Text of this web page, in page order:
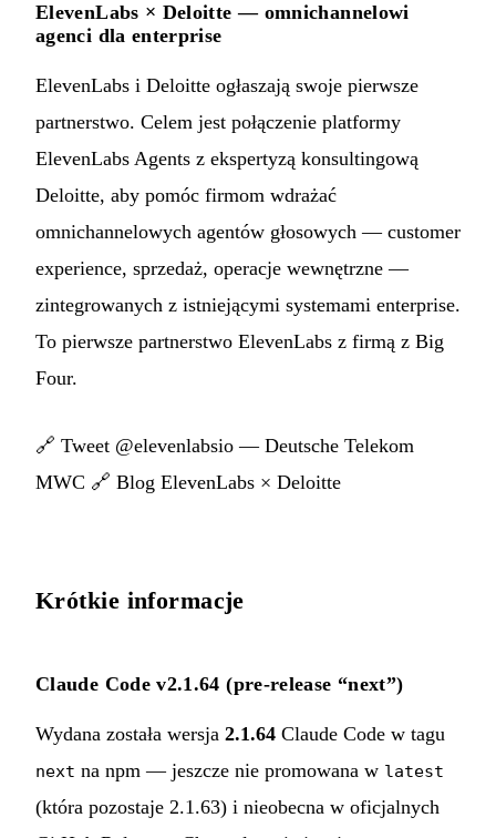
ElevenLabs × Deloitte — omnichannelowi
agenci dla enterprise
ElevenLabs i Deloitte ogłaszają swoje pierwsze
partnerstwo. Celem jest połączenie platformy
ElevenLabs Agents z ekspertyzą konsultingową
Deloitte, aby pomóc firmom wdrażać
omnichannelowych agentów głosowych — customer
experience, sprzedaż, operacje wewnętrzne —
zintegrowanych z istniejącymi systemami enterprise.
To pierwsze partnerstwo ElevenLabs z firmą z Big
Four.
🔗 Tweet @elevenlabsio — Deutsche Telekom
MWC 🔗 Blog ElevenLabs × Deloitte
Krótkie informacje
Claude Code v2.1.64 (pre-release “next”)
Wydana została wersja 2.1.64 Claude Code w tagu
next na npm — jeszcze nie promowana w latest
(która pozostaje 2.1.63) i nieobecna w oficjalnych